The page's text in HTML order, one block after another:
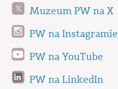
Muzeum PW na X
PW na Instagramie
PW na YouTube
PW na LinkedIn